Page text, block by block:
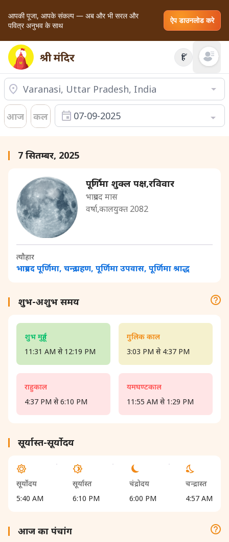
आपकी पूजा, आपके संकल्प — अब और भी सरल और
पवित्र अनुभव के साथ
ऐप डाउनलोड करे
हिं Open
आज कल 07-09-2025
7 सितम्बर, 2025
पूर्णिमा शुक्ल पक्ष,रविवार
भाद्रपद मास
वर्षा,कालयुक्त 2082
त्यौहार
भाद्रपद पूर्णिमा, चन्द्र ग्रहण, पूर्णिमा उपवास, पूर्णिमा श्राद्ध
शुभ-अशुभ समय
शुभ मुहूर्त
11:31 AM से 12:19 PM
राहुकाल
4:37 PM से 6:10 PM
गुलिक काल
3:03 PM से 4:37 PM
यमघण्टकाल
11:55 AM से 1:29 PM
सूर्यास्त-सूर्योदय
सूर्योदय
5:40 AM
सूर्यास्त
6:10 PM
चंद्रोदय
6:00 PM
चन्द्रास्त
4:57 AM
आज का पंचांग